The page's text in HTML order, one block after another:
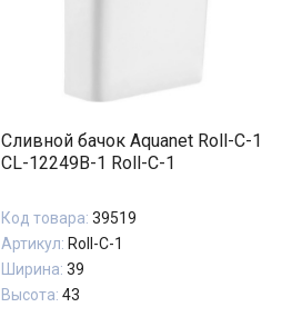
Сливной бачок Aquanet Roll-C-1
CL-12249B-1 Roll-C-1
Код товара: 39519
Артикул: Roll-C-1
Ширина: 39
Высота: 43